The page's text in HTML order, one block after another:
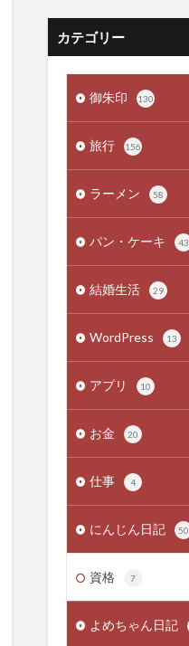
カテゴリー
御朱印 130
旅行 156
ラーメン 58
パン・ケーキ 43
結婚生活 29
WordPress 13
アプリ 10
お金 20
仕事 4
にんじん日記 50
資格 7
よめちゃん日記